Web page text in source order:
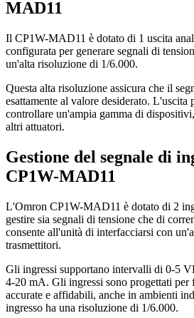
MAD11
Il CP1W-MAD11 è dotato di 1 uscita
configurata per generare segnali di
un'alta risoluzione di 1/6.000.
Questa alta risoluzione assicura che il
esattamente al valore desiderato. L'uscita
controllare un'ampia gamma di
altri attuatori.
Gestione del segnale di
CP1W-MAD11
L'Omron CP1W-MAD11 è dotato di 2
gestire sia segnali di tensione che di
consente all'unità di interfacciarsi con
trasmettitori.
Gli ingressi supportano intervalli di 0-5
4-20 mA. Gli ingressi sono progettati per
accurate e affidabili, anche in ambienti
ingresso ha una risoluzione di 1/6.000.